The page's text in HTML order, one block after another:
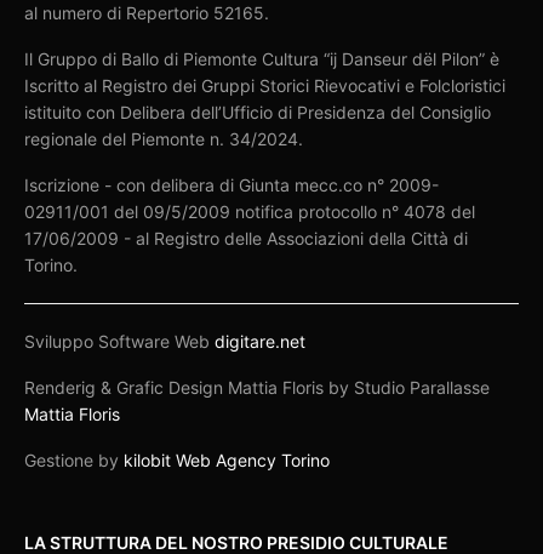
al numero di Repertorio 52165.
Il Gruppo di Ballo di Piemonte Cultura “ij Danseur dël Pilon” è
Iscritto al Registro dei Gruppi Storici Rievocativi e Folcloristici
istituito con Delibera dell’Ufficio di Presidenza del Consiglio
regionale del Piemonte n. 34/2024.
Iscrizione - con delibera di Giunta mecc.co n° 2009-
02911/001 del 09/5/2009 notifica protocollo n° 4078 del
17/06/2009 - al Registro delle Associazioni della Città di
Torino.
Sviluppo Software Webdigitare.net
Renderig & Grafic Design Mattia Floris by Studio Parallasse
Mattia Floris
Gestione by kilobit Web Agency Torino
LA STRUTTURA DEL NOSTRO PRESIDIO CULTURALE